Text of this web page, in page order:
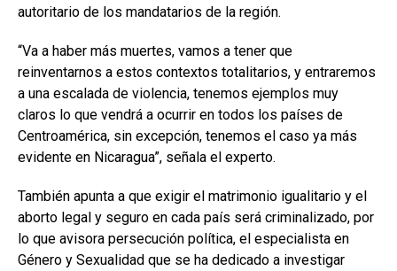
autoritario de los mandatarios de la región.
“Va a haber más muertes, vamos a tener que
reinventarnos a estos contextos totalitarios, y entraremos
a una escalada de violencia, tenemos ejemplos muy
claros lo que vendrá a ocurrir en todos los países de
Centroamérica, sin excepción, tenemos el caso ya más
evidente en Nicaragua”, señala el experto.
También apunta a que exigir el matrimonio igualitario y el
aborto legal y seguro en cada país será criminalizado, por
lo que avisora persecución política, el especialista en
Género y Sexualidad que se ha dedicado a investigar